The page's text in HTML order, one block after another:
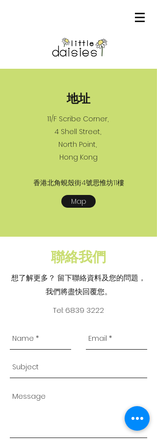
聯絡我們
想了解更多？ 留下聯絡資料及您的問題，
我們將盡快回覆您。
Tel: 6839 3222
地址
11/F Scribe Corner,
4 Shell Street,
North Point,
Hong Kong
​香港北角蜆殼街4號思惟坊11樓
Map